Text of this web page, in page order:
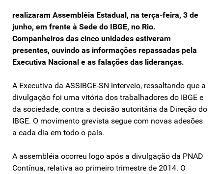
realizaram Assembléia Estadual, na terça-feira, 3 de
junho, em frente à Sede do IBGE, no Rio.
Companheiros das cinco unidades estiveram
presentes, ouvindo as informações repassadas pela
Executiva Nacional e as falações das lideranças.
A Executiva da ASSIBGE-SN interveio, ressaltando que a
divulgação foi uma vitória dos trabalhadores do IBGE e
da sociedade, contra a decisão autoritária da Direção do
IBGE. O movimento grevista segue com novas adesões
a cada dia em todo o país.
A assembléia ocorreu logo após a divulgação da PNAD
Contínua, relativa ao primeiro trimestre de 2014. O